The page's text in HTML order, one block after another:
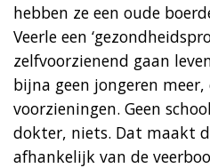
hebben ze een oude
Veerle een
zelfvoorzienend gaan
bijna geen jongeren meer,
voorzieningen. Geen
dokter, niets. Dat maakt
afhankelijk van de